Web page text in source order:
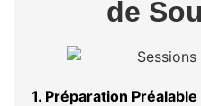
de
1. Préparation Préalable